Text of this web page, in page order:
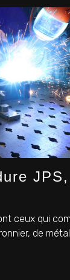
ceux qui
de